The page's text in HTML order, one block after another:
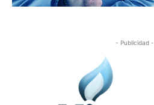
- Publicidad -